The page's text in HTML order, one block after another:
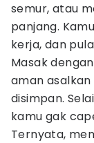
semur, atau
panjang.
kerja, dan
Masak
aman
disimpan.
kamu gak
Ternyata,